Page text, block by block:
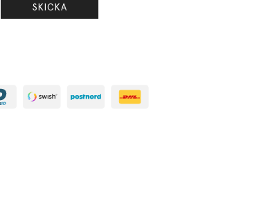
SKICKA